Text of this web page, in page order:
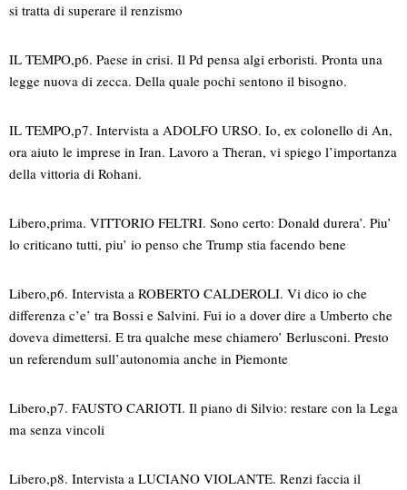
si tratta di superare il renzismo
IL TEMPO,p6. Paese in crisi. Il Pd pensa algi erboristi. Pronta una
legge nuova di zecca. Della quale pochi sentono il bisogno.
IL TEMPO,p7. Intervista a ADOLFO URSO. Io, ex colonello di An,
ora aiuto le imprese in Iran. Lavoro a Theran, vi spiego l’importanza
della vittoria di Rohani.
Libero,prima. VITTORIO FELTRI. Sono certo: Donald durera’. Piu’
lo criticano tutti, piu’ io penso che Trump stia facendo bene
Libero,p6. Intervista a ROBERTO CALDEROLI. Vi dico io che
differenza c’e’ tra Bossi e Salvini. Fui io a dover dire a Umberto che
doveva dimettersi. E tra qualche mese chiamero’ Berlusconi. Presto
un referendum sull’autonomia anche in Piemonte
Libero,p7. FAUSTO CARIOTI. Il piano di Silvio: restare con la Lega
ma senza vincoli
Libero,p8. Intervista a LUCIANO VIOLANTE. Renzi faccia il